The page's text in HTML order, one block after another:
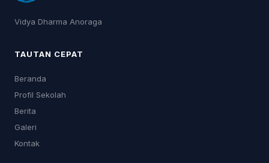
Vidya Dharma Anoraga
TAUTAN CEPAT
Beranda
Profil Sekolah
Berita
Galeri
Kontak